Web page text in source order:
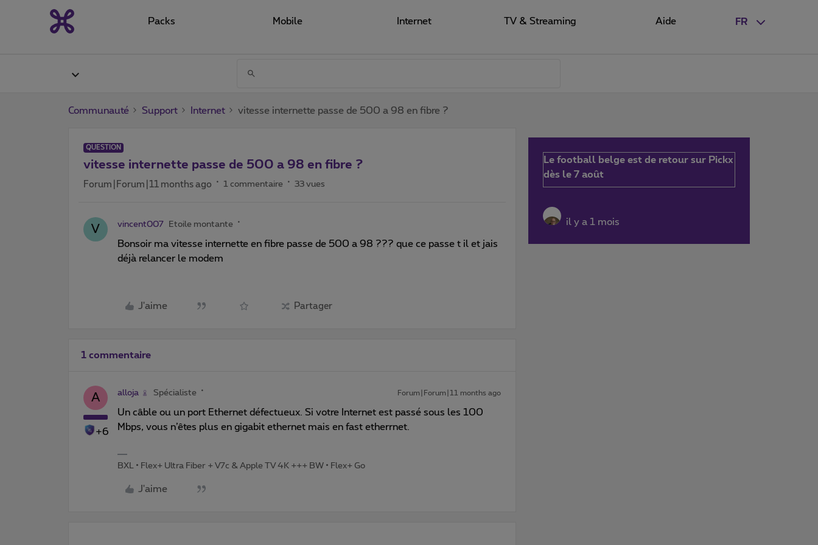
FR
Packs Mobile Internet TV & Streaming Aide
Communauté Support Internet vitesse internette passe de 500 a 98 en fibre ?
QUESTION
vitesse internette passe de 500 a 98 en fibre ?
Forum|Forum|11 months ago 1 commentaire 33 vues
V vincent007 Etoile montante
Bonsoir ma vitesse internette en fibre passe de 500 a 98 ??? que ce passe t il et jais
déjà relancer le modem
J'aime Partager
1 commentaire
A
+6
alloja Spécialiste Forum|Forum|11 months ago
Un câble ou un port Ethernet défectueux. Si votre Internet est passé sous les 100
Mbps, vous n’êtes plus en gigabit ethernet mais en fast etherrnet.
BXL • Flex+ Ultra Fiber + V7c & Apple TV 4K +++ BW • Flex+ Go
J'aime
Le football belge est de retour sur Pickx
dès le 7 août
il y a 1 mois